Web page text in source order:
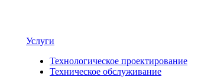
Услуги
Технологическое проектирование
Техническое обслуживание